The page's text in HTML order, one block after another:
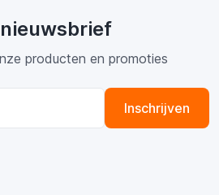
producten en promoties
Inschrijven